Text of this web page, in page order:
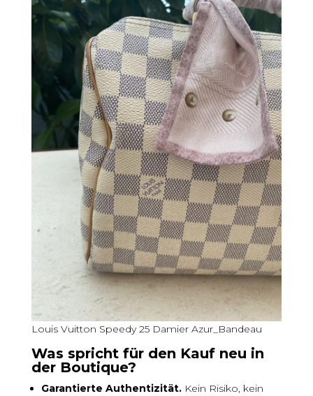
Louis Vuitton Speedy 25 Damier Azur_Bandeau
Was spricht für den Kauf neu in
der Boutique?
Garantierte Authentizität.Kein Risiko, kein